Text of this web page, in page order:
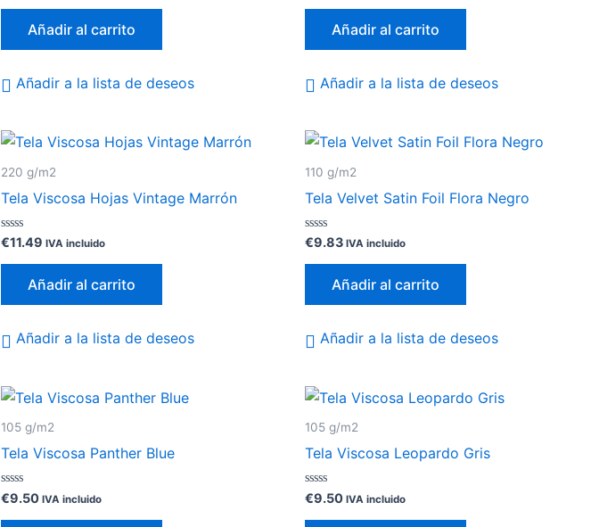
0
Añadir al carrito
Añadir a la lista de deseos
0
Añadir al carrito
Añadir a la lista de deseos
220 g/m2
Tela Viscosa Hojas Vintage Marrón
Valorado
0
€11.49 IVA incluido
Añadir al carrito
Añadir a la lista de deseos
110 g/m2
Tela Velvet Satin Foil Flora Negro
Valorado
0
€9.83 IVA incluido
Añadir al carrito
Añadir a la lista de deseos
105 g/m2
Tela Viscosa Panther Blue
Valorado
0
€9.50 IVA incluido
105 g/m2
Tela Viscosa Leopardo Gris
Valorado
0
€9.50 IVA incluido